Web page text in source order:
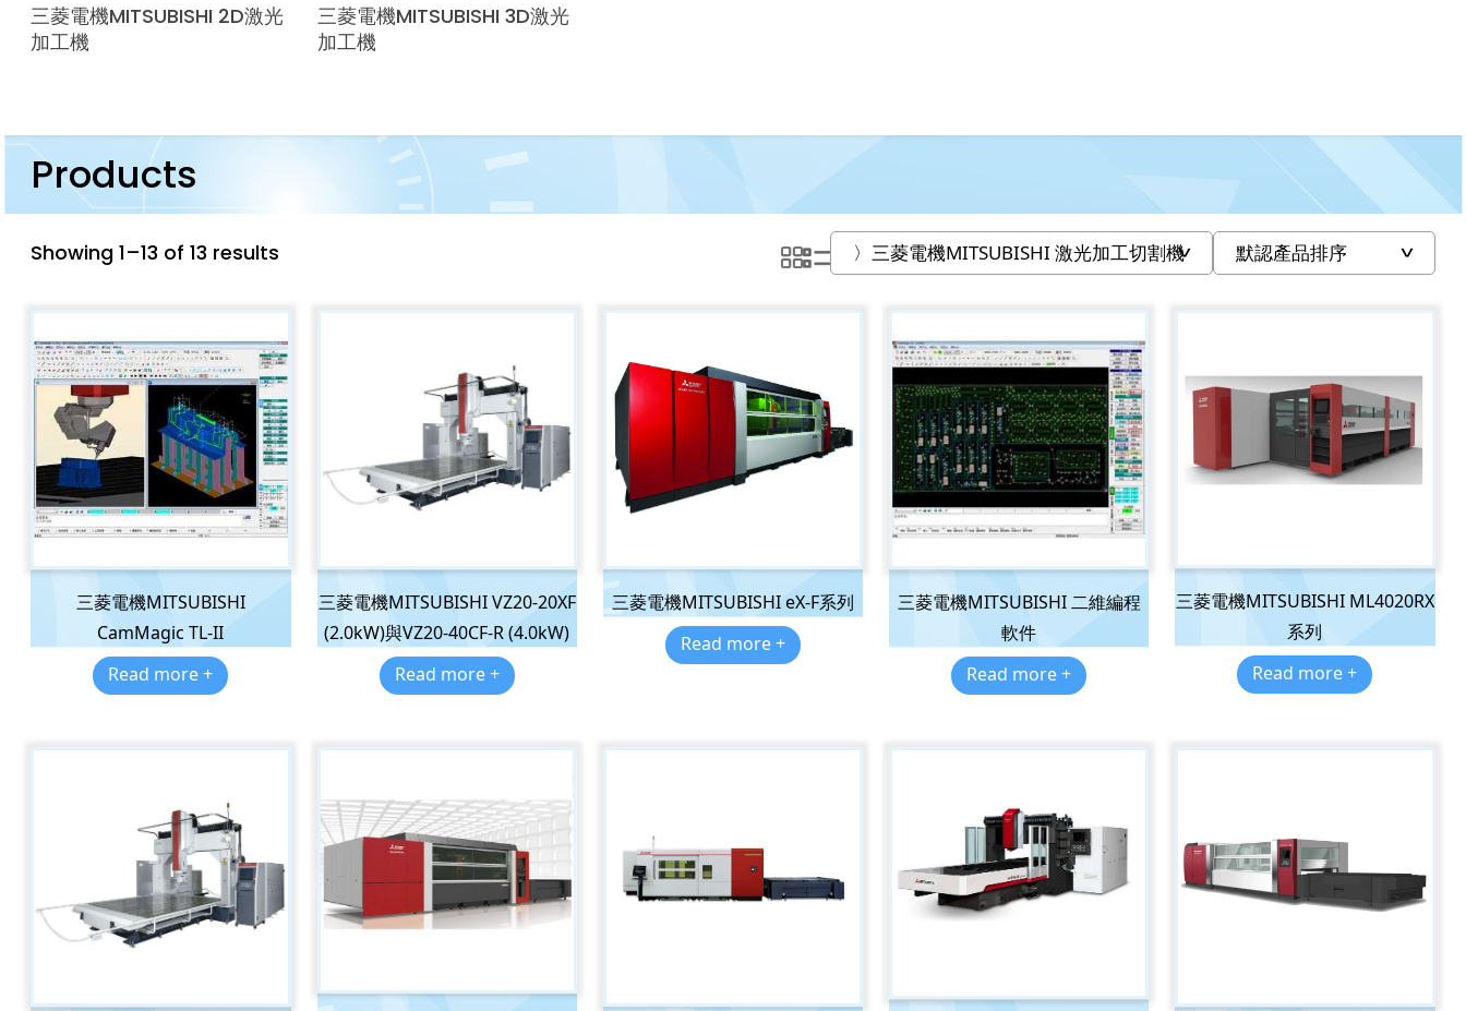
三菱電機MITSUBISHI 2D激光
加工機
三菱電機MITSUBISHI 3D激光
加工機
Products
Showing 1–13 of 13 results
三菱電機MITSUBISHI
CamMagic TL-II
Read more +
三菱電機MITSUBISHI VZ20-20XF
(2.0kW)與VZ20-40CF-R (4.0kW)
Read more +
三菱電機MITSUBISHI eX-F系列
Read more +
三菱電機MITSUBISHI 二維編程
軟件
Read more +
三菱電機MITSUBISHI ML4020RX
系列
Read more +